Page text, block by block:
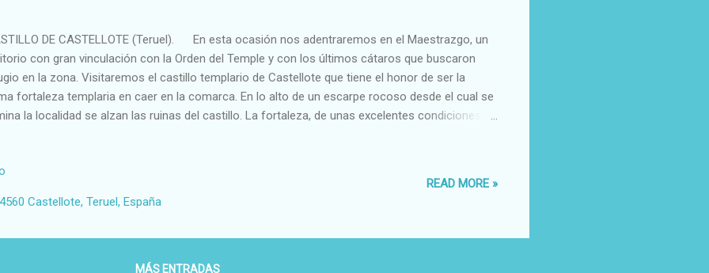
DE CASTELLOTE (Teruel). En esta ocasión nos adentraremos en el Maestrazgo, un
con gran vinculación con la Orden del Temple y con los últimos cátaros que buscaron
en la zona. Visitaremos el castillo templario de Castellote que tiene el honor de ser la
fortaleza templaria en caer en la comarca. En lo alto de un escarpe rocoso desde el cual se
la localidad se alzan las ruinas del castillo. La fortaleza, de unas excelentes condiciones
el siglo IX formó parte primero del Emirato de Córdoba y después del Califato de Córdoba.
tarde pasaría al califato de Zaragoza. Alfonso I conquistó el lugar en el siglo XII confiando la
a Don Español de Castellot. A la muerte del Batallador el enclave volvió a man...
Castellote, Teruel, España
READ MORE »
MÁS ENTRADAS